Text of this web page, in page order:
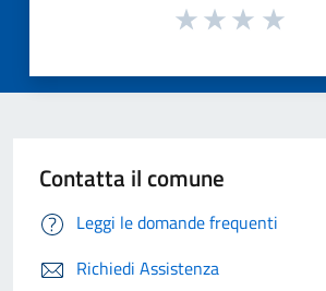
Contatta il comune
Leggi le domande frequenti
Richiedi Assistenza